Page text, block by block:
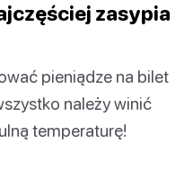
zasypia
pieniądze na bilet
należy winić
temperaturę!